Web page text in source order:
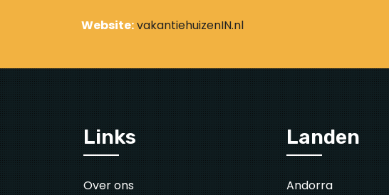
Website:vakantiehuizenIN.nl
Links
Over ons
Landen
Andorra